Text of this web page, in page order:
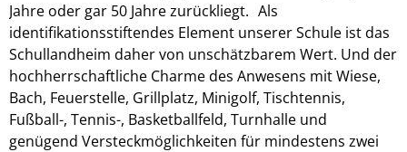
Jahre oder gar 50 Jahre zurückliegt. Als
identifikationsstiftendes Element unserer Schule ist das
Schullandheim daher von unschätzbarem Wert. Und der
hochherrschaftliche Charme des Anwesens mit Wiese,
Bach, Feuerstelle, Grillplatz, Minigolf, Tischtennis,
Fußball-, Tennis-, Basketballfeld, Turnhalle und
genügend Versteckmöglichkeiten für mindestens zwei